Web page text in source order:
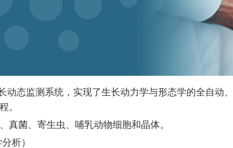
长动态监测系统，实现了生长动力学与形态学的全自
。
真菌、寄生虫、哺乳动物细胞和晶体。
析）